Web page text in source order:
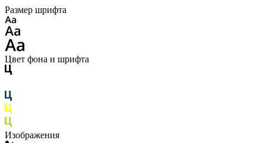
Размер шрифта
Цвет фона и шрифта
Изображения